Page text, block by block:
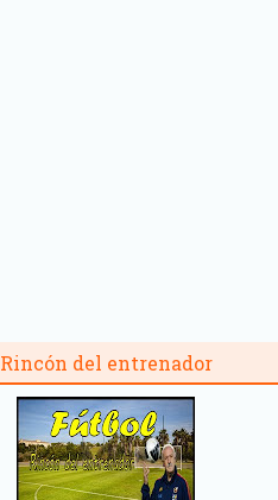
Rincón del entrenador